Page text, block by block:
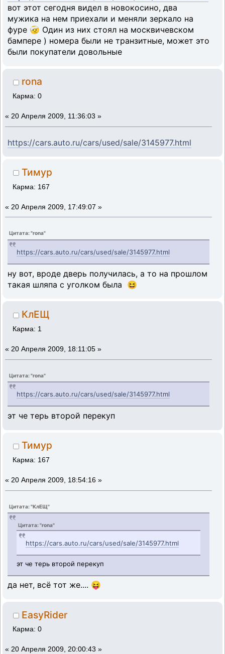
вот этот сегодня видел в новокосино, два
мужика на нем приехали и меняли зеркало на
фуре 🤕 Один из них стоял на москвичевском
бампере ) номера были не транзитные, может это
были покупатели довольные
rona
Карма: 0
« 20 Апреля 2009, 11:36:03 »
https://cars.auto.ru/cars/used/sale/3145977.html
Тимур
Карма: 167
« 20 Апреля 2009, 17:49:07 »
Цитата: "rona"
https://cars.auto.ru/cars/used/sale/3145977.html
ну вот, вроде дверь получилась, а то на прошлом
такая шляпа с уголком была 😆
КлЕЩ
Карма: 1
« 20 Апреля 2009, 18:11:05 »
Цитата: "rona"
https://cars.auto.ru/cars/used/sale/3145977.html
эт че терь второй перекуп
Тимур
Карма: 167
« 20 Апреля 2009, 18:54:16 »
Цитата: "КлЕЩ"
Цитата: "rona"
https://cars.auto.ru/cars/used/sale/3145977.html
эт че терь второй перекуп
да нет, всё тот же.... 😝
EasyRider
Карма: 0
« 20 Апреля 2009, 20:00:43 »